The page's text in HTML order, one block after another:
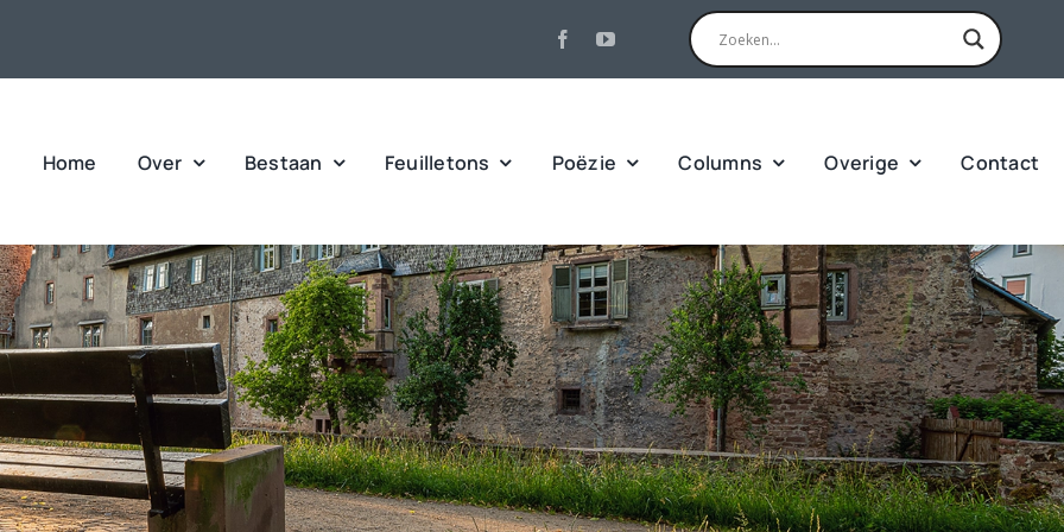
Home Over Bestaan Feuilletons Poëzie Columns Overige Contact